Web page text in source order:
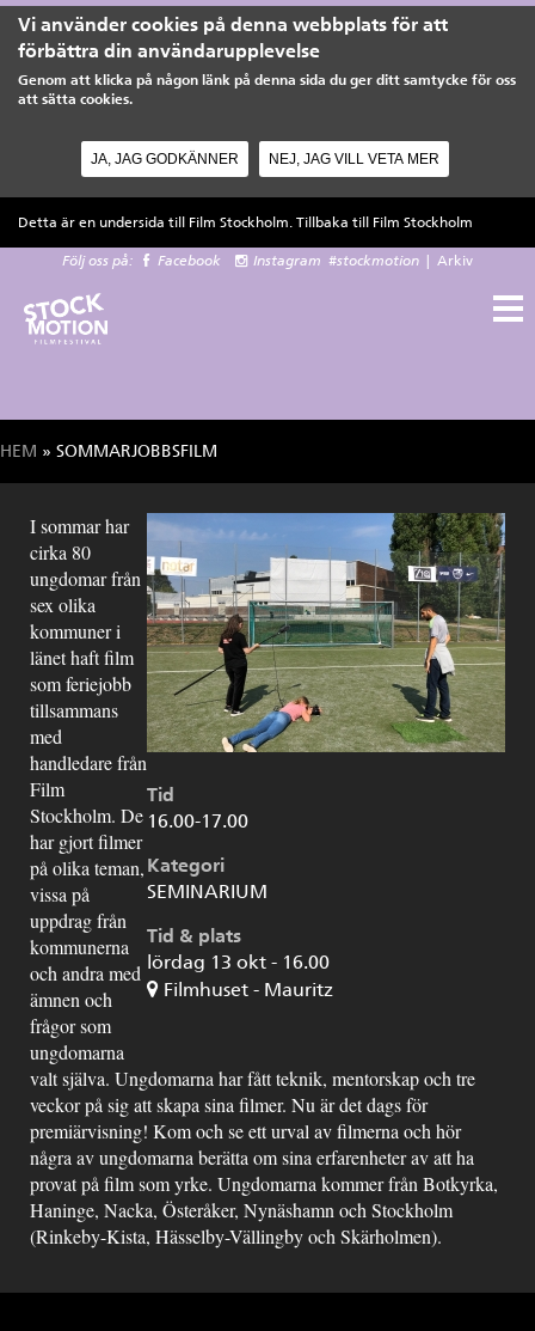
Vi använder cookies på denna webbplats för att
förbättra din användarupplevelse
Genom att klicka på någon länk på denna sida du ger ditt samtycke för oss
att sätta cookies.
JA, JAG GODKÄNNER NEJ, JAG VILL VETA MER
Detta är en undersida till Film Stockholm. Tillbaka till Film Stockholm
Följ oss på: Facebook Instagram #stockmotion Arkiv
Du är här
HEM » SOMMARJOBBSFILM
Tid
16.00-17.00
Kategori
SEMINARIUM
Tid & plats
lördag 13 okt - 16.00
Filmhuset - Mauritz
I sommar har
cirka 80
ungdomar från
sex olika
kommuner i
länet haft film
som feriejobb
tillsammans
med
handledare från
Film
Stockholm. De
har gjort filmer
på olika teman,
vissa på
uppdrag från
kommunerna
och andra med
ämnen och
frågor som
ungdomarna
valt själva. Ungdomarna har fått teknik, mentorskap och tre
veckor på sig att skapa sina filmer. Nu är det dags för
premiärvisning! Kom och se ett urval av filmerna och hör
några av ungdomarna berätta om sina erfarenheter av att ha
provat på film som yrke. Ungdomarna kommer från Botkyrka,
Haninge, Nacka, Österåker, Nynäshamn och Stockholm
(Rinkeby-Kista, Hässelby-Vällingby och Skärholmen).